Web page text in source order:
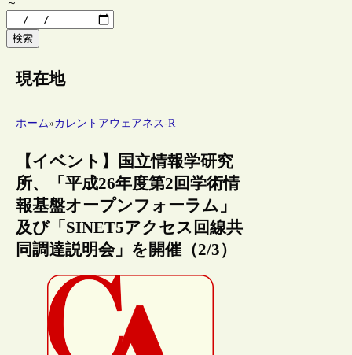
～
検索
現在地
ホーム»カレントアウェアネス-R
【イベント】国立情報学研究
所、「平成26年度第2回学術情
報基盤オープンフォーラム」
及び「SINET5アクセス回線共
同調達説明会」を開催（2/3）